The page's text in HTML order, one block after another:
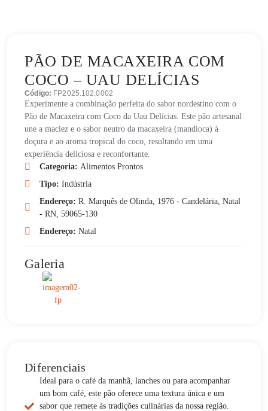
PÃO DE MACAXEIRA COM
COCO – UAU DELÍCIAS
Código: FP2025.102.0002
Experimente a combinação perfeita do sabor nordestino com o
Pão de Macaxeira com Coco da Uau Delícias. Este pão artesanal
une a maciez e o sabor neutro da macaxeira (mandioca) à
doçura e ao aroma tropical do coco, resultando em uma
experiência deliciosa e reconfortante.
Categoria:Alimentos Prontos
Tipo:Indústria
Endereço:R. Marquês de Olinda, 1976 - Candelária, Natal
- RN, 59065-130
Endereço:Natal
Galeria
Diferenciais
Ideal para o café da manhã, lanches ou para acompanhar
um bom café, este pão oferece uma textura única e um
sabor que remete às tradições culinárias da nossa região.